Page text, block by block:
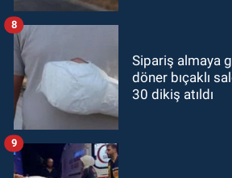
Sipariş almaya
döner bıçaklı
30 dikiş atıldı
8
9